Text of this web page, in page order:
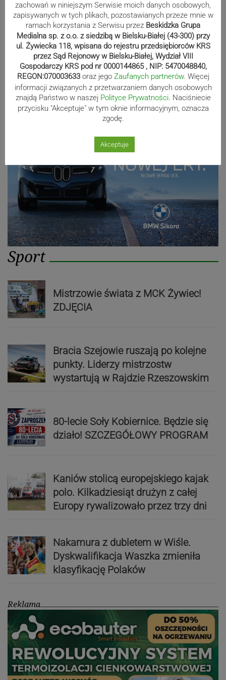
wernisaż wystawy| ZDJĘCIA
Udany finał poszukiwań. Senior
został odnaleziony
Reklama
Sport
Mistrzowie świata z MCK Żywiec!
ZDJĘCIA
Bracia Szejowie ruszają po kolejne
punkty. Liderzy mistrzostw
wystartują w Rajdzie Rzeszowskim
80-lecie Soły Kobiernice. Będzie się
działo! SZCZEGÓŁOWY PROGRAM
Kaniów stolicą europejskiego kajak
polo. Kilkadziesiąt drużyn z całej
Europy rywalizowało przez trzy dni
Nakamura z dubletem w Wiśle.
Dyskwalifikacja Waszka zmieniła
klasyfikację Polaków
Reklama
zachowań w niniejszym Serwisie moich danych osobowych,
zapisywanych w tych plikach, pozostawianych przeze mnie w
ramach korzystania z Serwisu przez Beskidzka Grupa
Medialna sp. z o.o. z siedzibą w Bielsku-Białej (43-300) przy
ul. Żywiecka 118, wpisana do rejestru przedsiębiorców KRS
przez Sąd Rejonowy w Bielsku-Białej, Wydział VIII
Gospodarczy KRS pod nr 0000144865 , NIP: 5470048840,
REGON:070003633 oraz jego Zaufanych partnerów. Więcej
informacji związanych z przetwarzaniem danych osobowych
znajdą Państwo w naszej Polityce Prywatności. Naciśniecie
przycisku "Akceptuje" w tym oknie informacyjnym, oznacza
zgodę.
Akceptuje